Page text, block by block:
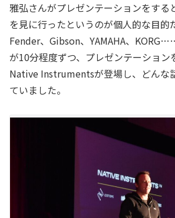
雅弘さんがプレゼンテーションをする
を見に行ったというのが個人的な目的
Fender、Gibson、YAMAHA、
が10分程度ずつ、プレゼンテーション
Native Instrumentsが登場し、どんな
ていました。